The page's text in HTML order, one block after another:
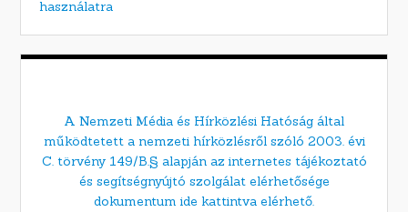
használatra
A Nemzeti Média és Hírközlési Hatóság által
működtetett a nemzeti hírközlésről szóló 2003. évi
C. törvény 149/B.§ alapján az internetes tájékoztató
és segítségnyújtó szolgálat elérhetősége
dokumentum ide kattintva elérhető.